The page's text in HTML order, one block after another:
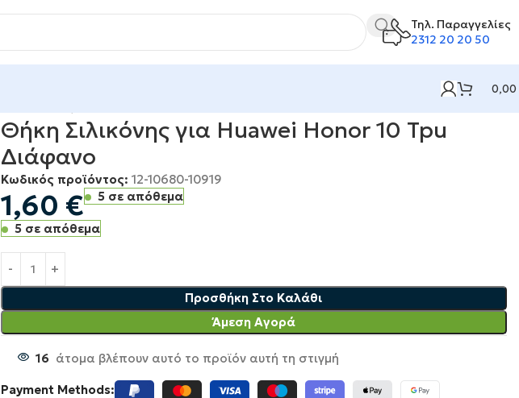
Τηλ. Παραγγελίες
2312 20 20 50
0,00
Θήκη Σιλικόνης για Huawei Honor 10 Tpu
Διάφανο
Κωδικός προϊόντος: 12-10680-10919
1,60 € 5 σε απόθεμα
5 σε απόθεμα
Προσθήκη Στο Καλάθι
Άμεση Αγορά
16 άτομα βλέπουν αυτό το προϊόν αυτή τη στιγμή
Payment Methods: